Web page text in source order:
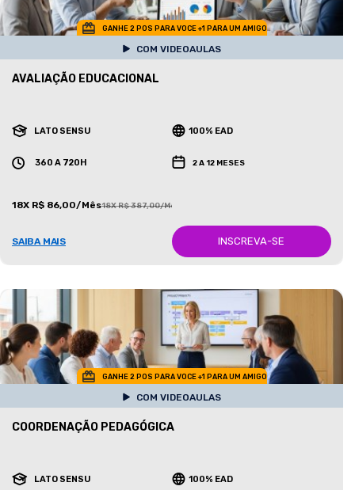
GANHE 2 POS PARA VOCE +1 PARA UM AMIGO
COM VIDEOAULAS
AVALIAÇÃO EDUCACIONAL
LATO SENSU 100% EAD
360 A 720H 2 A 12 MESES
18X R$ 86,00/Mês18X R$ 387,00/Mês
SAIBA MAIS INSCREVA-SE
GANHE 2 POS PARA VOCE +1 PARA UM AMIGO
COM VIDEOAULAS
COORDENAÇÃO PEDAGÓGICA
LATO SENSU 100% EAD